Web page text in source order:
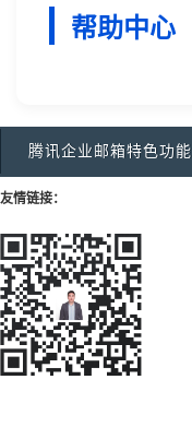
帮助中心
腾讯企业邮箱特色功能
友情链接：